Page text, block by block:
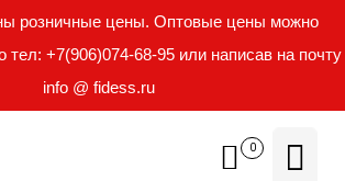
розничные цены. Оптовые цены можно
тел: +7(906)074-68-95 или написав на почту
info @ fidess.ru
0